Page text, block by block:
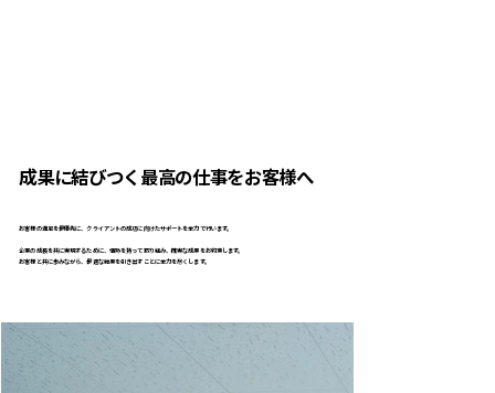
成果に結びつく最高の仕事をお客様へ
お客様の満足を最優先に、クライアントの成功に向けたサポートを全力で行います。
企業の成長を共に実現するために、情熱を持って取り組み、確実な成果をお約束します。
お客様と共に歩みながら、最適な結果を引き出すことに全力を尽くします。